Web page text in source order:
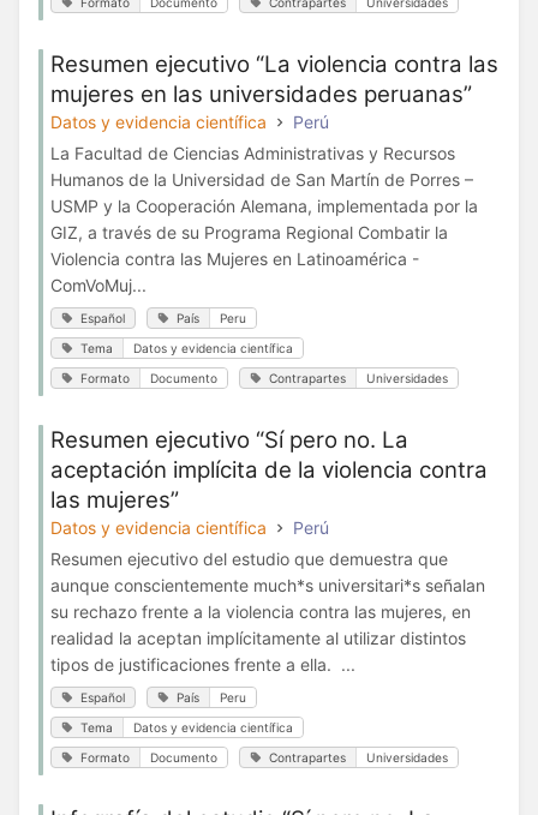
Resumen ejecutivo “La violencia contra las
mujeres en las universidades peruanas”
Datos y evidencia científica
Perú
La Facultad de Ciencias Administrativas y Recursos
Humanos de la Universidad de San Martín de Porres –
USMP y la Cooperación Alemana, implementada por la
GIZ, a través de su Programa Regional Combatir la
Violencia contra las Mujeres en Latinoamérica -
ComVoMuj...
Español País Peru
Tema Datos y evidencia científica
Formato Documento Contrapartes Universidades
Resumen ejecutivo “Sí pero no. La
aceptación implícita de la violencia contra
las mujeres”
Datos y evidencia científica
Perú
Resumen ejecutivo del estudio que demuestra que
aunque conscientemente much*s universitari*s señalan
su rechazo frente a la violencia contra las mujeres, en
realidad la aceptan implícitamente al utilizar distintos
tipos de justificaciones frente a ella. ...
Español País Peru
Tema Datos y evidencia científica
Formato Documento Contrapartes Universidades